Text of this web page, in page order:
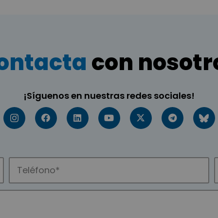
con
¡Síguenos en nuestras redes sociales!